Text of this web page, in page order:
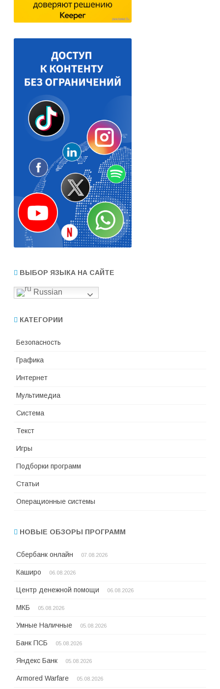
ВЫБОР ЯЗЫКА НА САЙТЕ
Russian
КАТЕГОРИИ
Безопасность
Графика
Интернет
Мультимедиа
Система
Текст
Игры
Подборки программ
Статьи
Операционные системы
НОВЫЕ ОБЗОРЫ ПРОГРАММ
Сбербанк онлайн 07.08.2026
Каширо 06.08.2026
Центр денежной помощи 06.08.2026
МКБ 05.08.2026
Умные Наличные 05.08.2026
Банк ПСБ 05.08.2026
Яндекс Банк 05.08.2026
Armored Warfare 05.08.2026